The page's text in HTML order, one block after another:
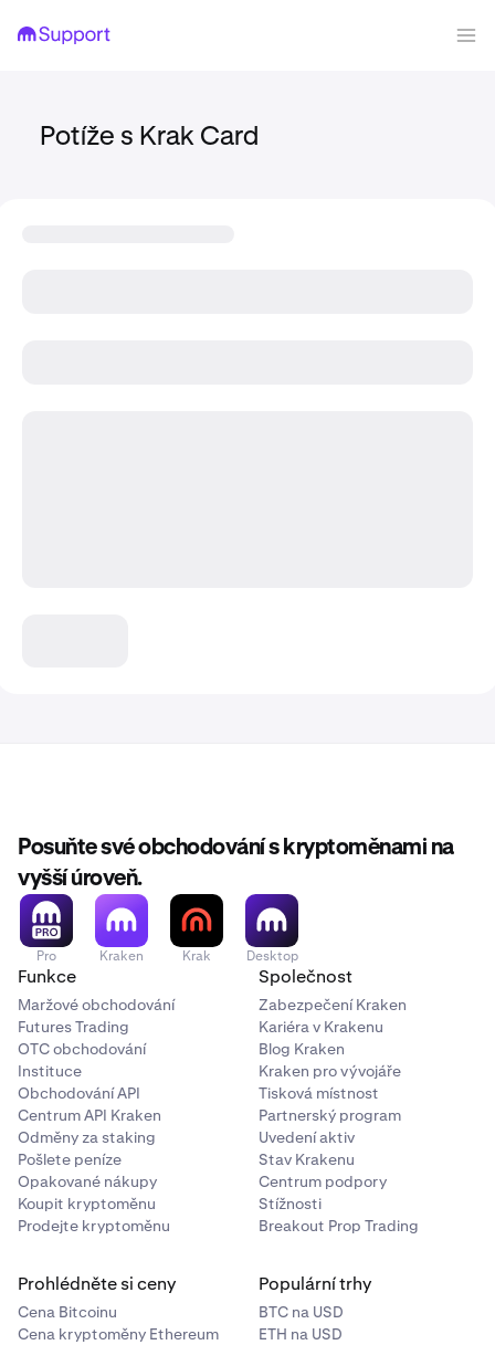
Potíže s Krak Card
Posuňte své obchodování s kryptoměnami na
vyšší úroveň.
Pro Kraken Krak Desktop
Funkce
Maržové obchodování
Futures Trading
OTC obchodování
Instituce
Obchodování API
Centrum API Kraken
Odměny za staking
Pošlete peníze
Opakované nákupy
Koupit kryptoměnu
Prodejte kryptoměnu
Společnost
Zabezpečení Kraken
Kariéra v Krakenu
Blog Kraken
Kraken pro vývojáře
Tisková místnost
Partnerský program
Uvedení aktiv
Stav Krakenu
Centrum podpory
Stížnosti
Breakout Prop Trading
Prohlédněte si ceny
Cena Bitcoinu
Cena kryptoměny Ethereum
Populární trhy
BTC na USD
ETH na USD